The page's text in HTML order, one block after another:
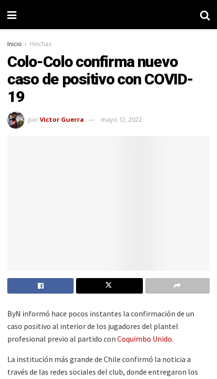
Inicio Hinchas
Colo-Colo confirma nuevo
caso de positivo con COVID-
19
porVictor Guerra mayo 12, 2022
ByN informó hace pocos instantes la confirmación de un
caso positivo al interior de los jugadores del plantel
profesional previo al partido con Coquimbo Unido.
La institución más grande de Chile confirmó la noticia a
través de las redes sociales del club, donde entregaron los